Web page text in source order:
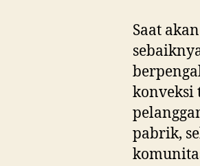
Saat
konveksi
pabrik,